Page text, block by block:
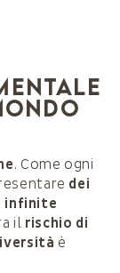
. Come ogni
dei
infinite
il rischio di
è